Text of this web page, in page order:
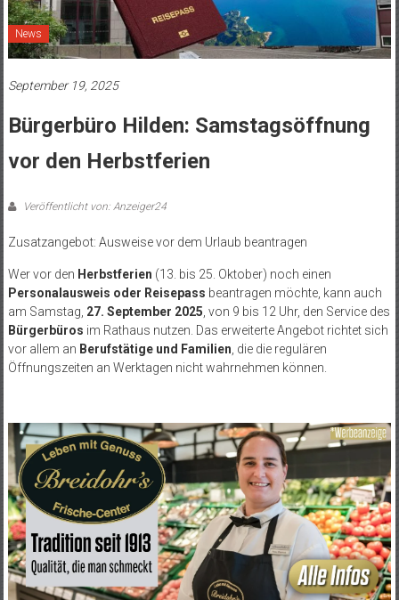
News
September 19, 2025
Bürgerbüro Hilden: Samstagsöffnung
vor den Herbstferien
Veröffentlicht von: Anzeiger24
Zusatzangebot: Ausweise vor dem Urlaub beantragen
Wer vor den Herbstferien (13. bis 25. Oktober) noch einen
Personalausweis oder Reisepass beantragen möchte, kann auch
am Samstag, 27. September 2025, von 9 bis 12 Uhr, den Service des
Bürgerbüros im Rathaus nutzen. Das erweiterte Angebot richtet sich
vor allem an Berufstätige und Familien, die die regulären
Öffnungszeiten an Werktagen nicht wahrnehmen können.